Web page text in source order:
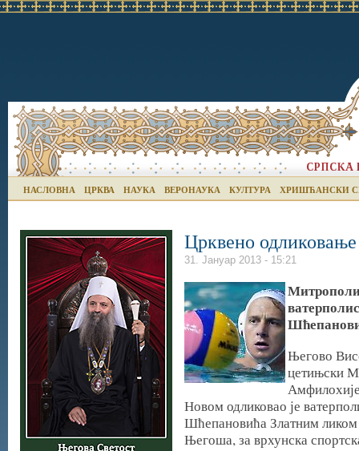
НАСЛОВНА ЦРКВА НАУКА ВЕРОНАУКА КУЛТУРА ХРИШЋАНСКИ
Црквено
31. Јануар 2013 - 15:21
Његово
цетињски
Новом одликовао је
Шћепановића Златним
Његоша, за врхунска